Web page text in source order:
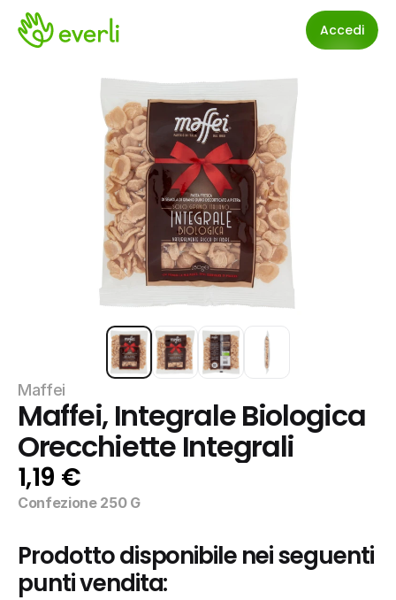
Accedi
Maffei
Maffei, Integrale Biologica
Orecchiette Integrali
1,19 €
Confezione 250 G
Prodotto disponibile nei seguenti
punti vendita: